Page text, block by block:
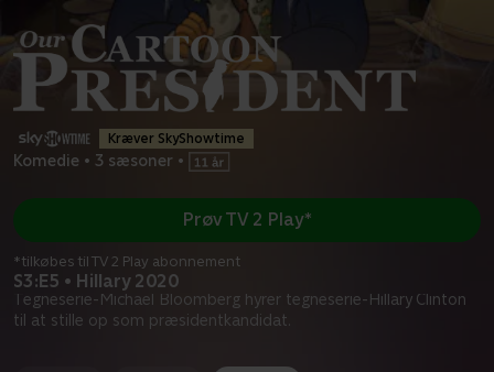
Kræver SkyShowtime
Komedie • 3 sæsoner •
S3:E5 • Hillary 2020
Tegneserie-Michael Bloomberg hyrer tegneserie-Hillary Clinton
til at stille op som præsidentkandidat.
Prøv TV 2 Play*
*tilkøbes til TV 2 Play abonnement